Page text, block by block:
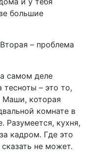
большие
– проблема
самом деле
– это то,
Маши, которая
комнате в
Разумеется, кухня,
кадром. Где это
не может.